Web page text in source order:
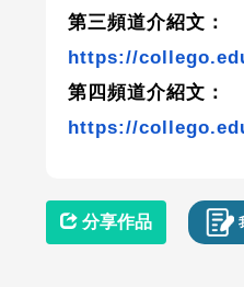
第三頻道介紹文：
https://
第四頻道介紹文：
https://
分享作品